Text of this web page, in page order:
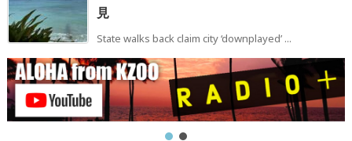
見
State walks back claim city ‘downplayed’ ...